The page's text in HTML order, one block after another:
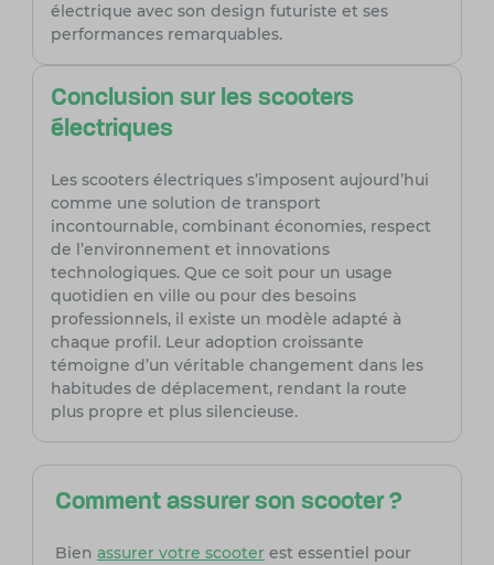
électrique avec son design futuriste et ses
performances remarquables.
Conclusion sur les scooters
électriques
Les scooters électriques s’imposent aujourd’hui
comme une solution de transport
incontournable, combinant économies, respect
de l’environnement et innovations
technologiques. Que ce soit pour un usage
quotidien en ville ou pour des besoins
professionnels, il existe un modèle adapté à
chaque profil. Leur adoption croissante
témoigne d’un véritable changement dans les
habitudes de déplacement, rendant la route
plus propre et plus silencieuse.
Comment assurer son scooter ?
Bien assurer votre scooterest essentiel pour